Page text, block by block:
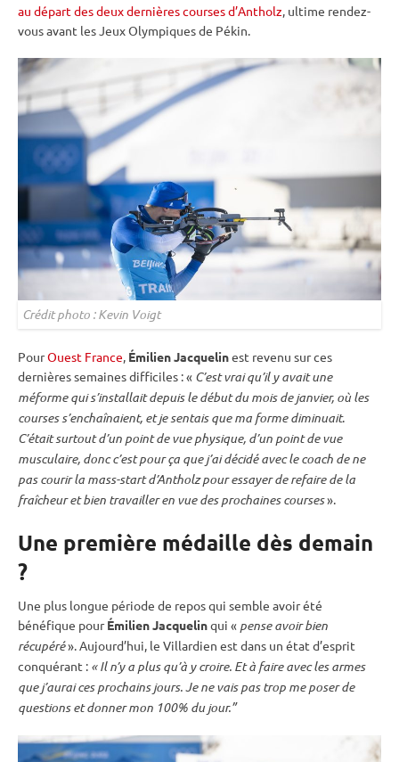
au départ des deux dernières courses d’Antholz, ultime rendez-
vous avant lesJeux Olympiquesde Pékin.
Crédit photo : Kevin Voigt
PourOuest France, Émilien Jacquelinest revenu sur ces
dernières semaines difficiles : « C’est vrai qu’il y avait une
méforme qui s’installait depuis le début du mois de janvier, où les
courses s’enchaînaient, et je sentais que ma forme diminuait.
C’était surtout d’un point de vue physique, d’un point de vue
musculaire, donc c’est pour ça que j’ai décidé avec le coach de ne
pas courir la mass-start d’Antholz pour essayer de refaire de la
fraîcheur et bien travailler en vue des prochaines courses».
Une première médaille dès demain
?
Une plus longue période de repos qui semble avoir été
bénéfique pourÉmilien Jacquelinqui « pense avoir bien
récupéré». Aujourd’hui, le Villardien est dans un état d’esprit
conquérant : « Il n’y a plus qu’à y croire. Et à faire avec les armes
que j’aurai ces prochains jours. Je ne vais pas trop me poser de
questions et donner mon 100% du jour.”